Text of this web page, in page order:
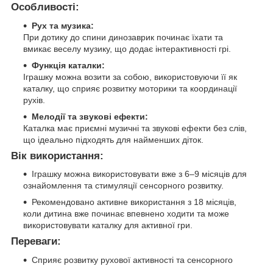
Особливості:
Рух та музика:
При дотику до спини динозаврик починає їхати та
вмикає веселу музику, що додає інтерактивності грі.
Функція каталки:
Іграшку можна возити за собою, використовуючи її як
каталку, що сприяє розвитку моторики та координації
рухів.
Мелодії та звукові ефекти:
Каталка має приємні музичні та звукові ефекти без слів,
що ідеально підходять для найменших діток.
Вік використання:
Іграшку можна використовувати вже з 6–9 місяців для
ознайомлення та стимуляції сенсорного розвитку.
Рекомендовано активне використання з 18 місяців,
коли дитина вже починає впевнено ходити та може
використовувати каталку для активної гри.
Переваги:
Сприяє розвитку рухової активності та сенсорного